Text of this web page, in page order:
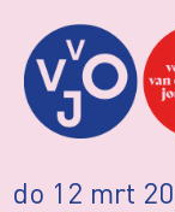
do 12 mrt